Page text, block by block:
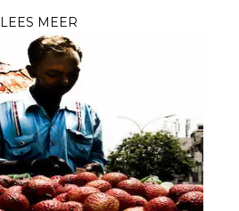
LEES MEER